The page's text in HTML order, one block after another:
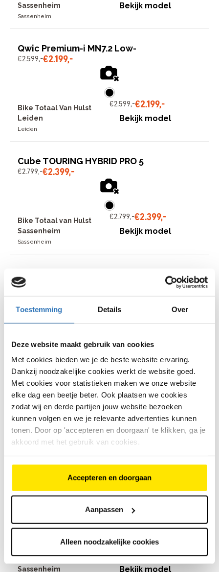
Toestemming Details Over
Deze website maakt gebruik van cookies
Met cookies bieden we je de beste website ervaring.
Dankzij noodzakelijke cookies werkt de website goed.
Met cookies voor statistieken maken we onze website
elke dag een beetje beter. Ook plaatsen we cookies
zodat wij en derde partijen jouw website bezoeken
kunnen volgen en we je relevante advertenties kunnen
tonen. Door op 'accepteren en doorgaan' te klikken, ga je
akkoord met het gebruik van cookies.
Accepteren en doorgaan
Aanpassen
Alleen noodzakelijke cookies
Sassenheim
Sassenheim
Bekijk model
Qwic Premium-i MN7.2 Low-
€2.599,-€2.199,-
Bike Totaal Van Hulst
Leiden
Leiden
€2.599,-€2.199,-
Bekijk model
Cube TOURING HYBRID PRO 5
€2.799,-€2.399,-
Bike Totaal van Hulst
Sassenheim
Sassenheim
€2.799,-€2.399,-
Bekijk model
€799
Oegstgeest Lijtweg
Bekijk model
Gazelle Chamonix C5 5 ver
€3 999, -€2. 999,-
Bike Totaal Van Hulst
Leiden
€3.999,-€
Bekijk model
Batavus Finez PT 2026 8 v
Bike Totaal van Hulst
Sassenheim
€3.524,-€2.999,-
Bekijk model